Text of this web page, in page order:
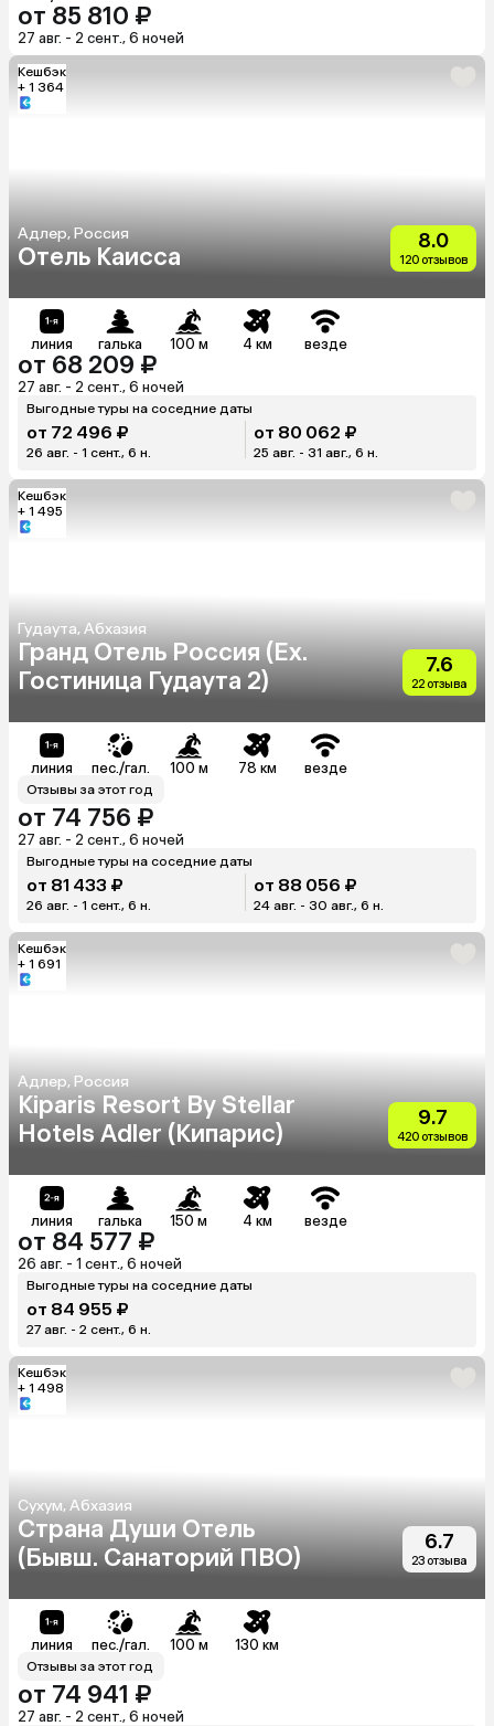
от 85 810 ₽
27 авг. - 2 сент., 6 ночей
Кешбэк
+ 1 364
Адлер, Россия
Отель Каисса
8.0
120 отзывов
линия галька 100 м 4 км везде
от 68 209 ₽
27 авг. - 2 сент., 6 ночей
Выгодные туры на соседние даты
от 72 496 ₽
26 авг. - 1 сент., 6 н.
от 80 062 ₽
25 авг. - 31 авг., 6 н.
Кешбэк
+ 1 495
Гудаута, Абхазия
Гранд Отель Россия (Ex.
Гостиница Гудаута 2)
7.6
22 отзыва
линия пес./гал. 100 м 78 км везде
Отзывы за этот год
от 74 756 ₽
27 авг. - 2 сент., 6 ночей
Выгодные туры на соседние даты
от 81 433 ₽
26 авг. - 1 сент., 6 н.
от 88 056 ₽
24 авг. - 30 авг., 6 н.
Кешбэк
+ 1 691
Адлер, Россия
Kiparis Resort By Stellar
Hotels Adler (Кипарис)
9.7
420 отзывов
линия галька 150 м 4 км везде
от 84 577 ₽
26 авг. - 1 сент., 6 ночей
Выгодные туры на соседние даты
от 84 955 ₽
27 авг. - 2 сент., 6 н.
Кешбэк
+ 1 498
Сухум, Абхазия
Страна Души Отель
(Бывш. Санаторий ПВО)
6.7
23 отзыва
линия пес./гал. 100 м 130 км
Отзывы за этот год
от 74 941 ₽
27 авг. - 2 сент., 6 ночей